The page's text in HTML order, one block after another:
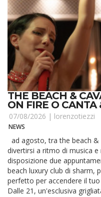
THE BEACH &
ON FIRE O CANTA
07/08/2026 | lorenzotiezzi
NEWS
ad agosto, tra the beach &
divertirsi a ritmo di musica
disposizione due
beach luxury club di sharm,
perfetto per accendere il
Dalle 21, un'esclusiva